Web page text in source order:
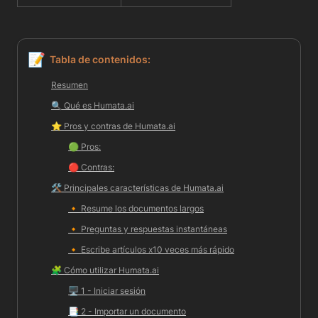
📝 Tabla de contenidos:
Resumen
🔍 Qué es Humata.ai
⭐️ Pros y contras de Humata.ai
🟢 Pros:
🔴 Contras:
🛠️ Principales características de Humata.ai
🔸 Resume los documentos largos
🔸 Preguntas y respuestas instantáneas
🔸 Escribe artículos x10 veces más rápido
🧩 Cómo utilizar Humata.ai
🖥️ 1 - Iniciar sesión
📑 2 - Importar un documento